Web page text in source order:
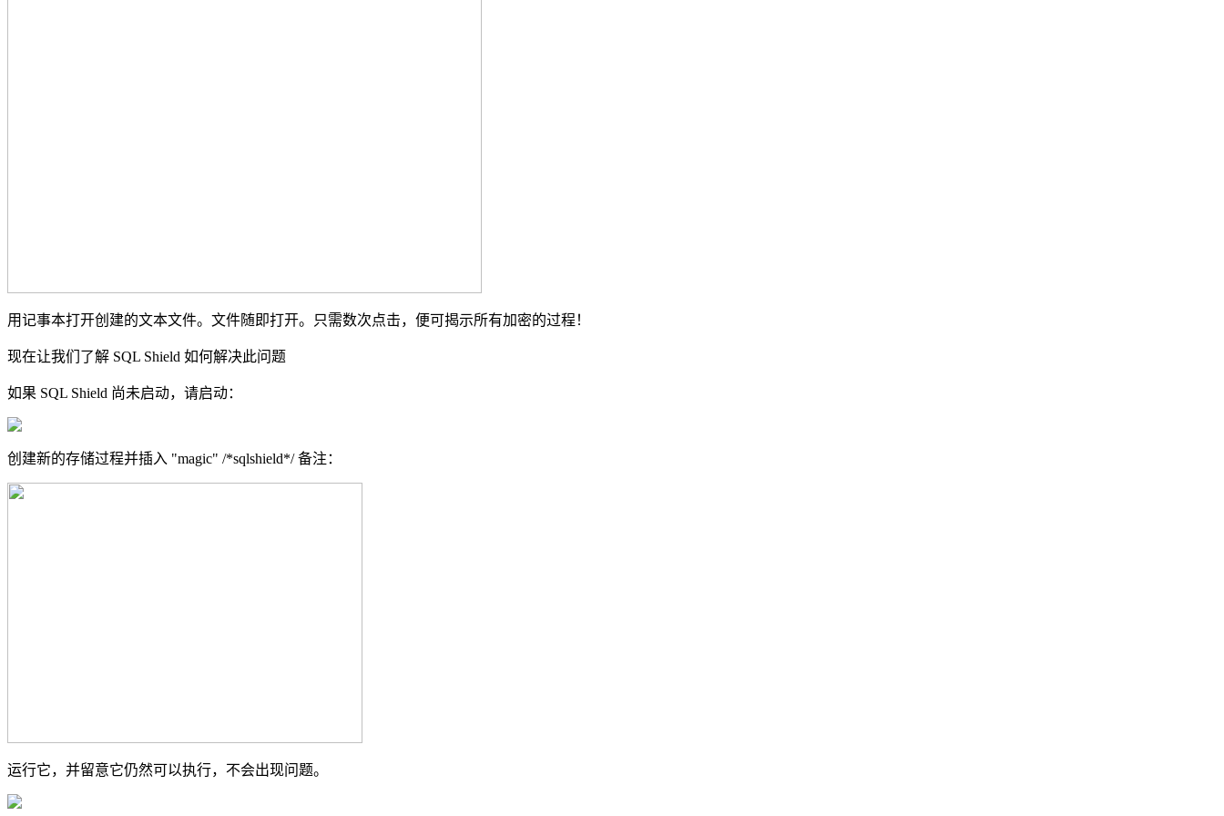
用记事本打开创建的文本文件。文件随即打开。只需数次点击，便可揭示所有加密的过程！
现在让我们了解 SQL Shield 如何解决此问题
如果 SQL Shield 尚未启动，请启动：
创建新的存储过程并插入 "magic" /*sqlshield*/ 备注：
运行它，并留意它仍然可以执行，不会出现问题。